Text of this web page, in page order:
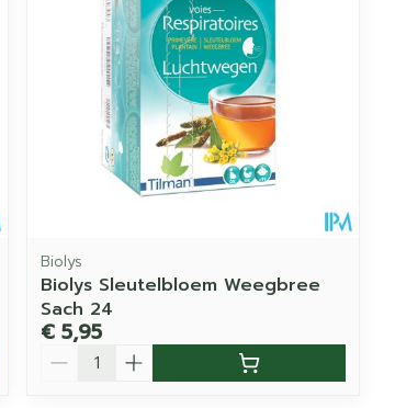
Biolys
Biolys Sleutelbloem Weegbree
Sach 24
€ 5,95
Aantal